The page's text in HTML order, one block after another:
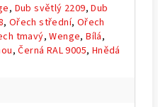
, Dub světlý 2209,Dub
, Ořech střední, Ořech
tmavý,Wenge,Bílá,
,Černá RAL 9005, Hnědá